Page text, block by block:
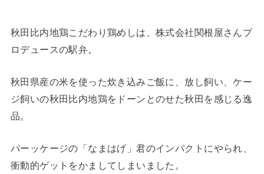
秋田比内地鶏こだわり鶏めしは、株式会社関根屋さんプ
ロデュースの駅弁。
秋田県産の米を使った炊き込みご飯に、放し飼い、ケー
ジ飼いの秋田比内地鶏をドーンとのせた秋田を感じる逸
品。
パーッケージの「なまはげ」君のインパクトにやられ、
衝動的ゲットをかましてしまいました。